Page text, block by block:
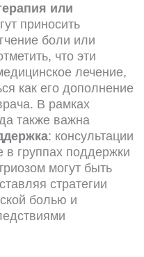
или
приносить
боли или
что эти
лечение,
как его дополнение
В рамках
также важна
: консультации
в группах поддержки
могут быть
стратегии
болью и